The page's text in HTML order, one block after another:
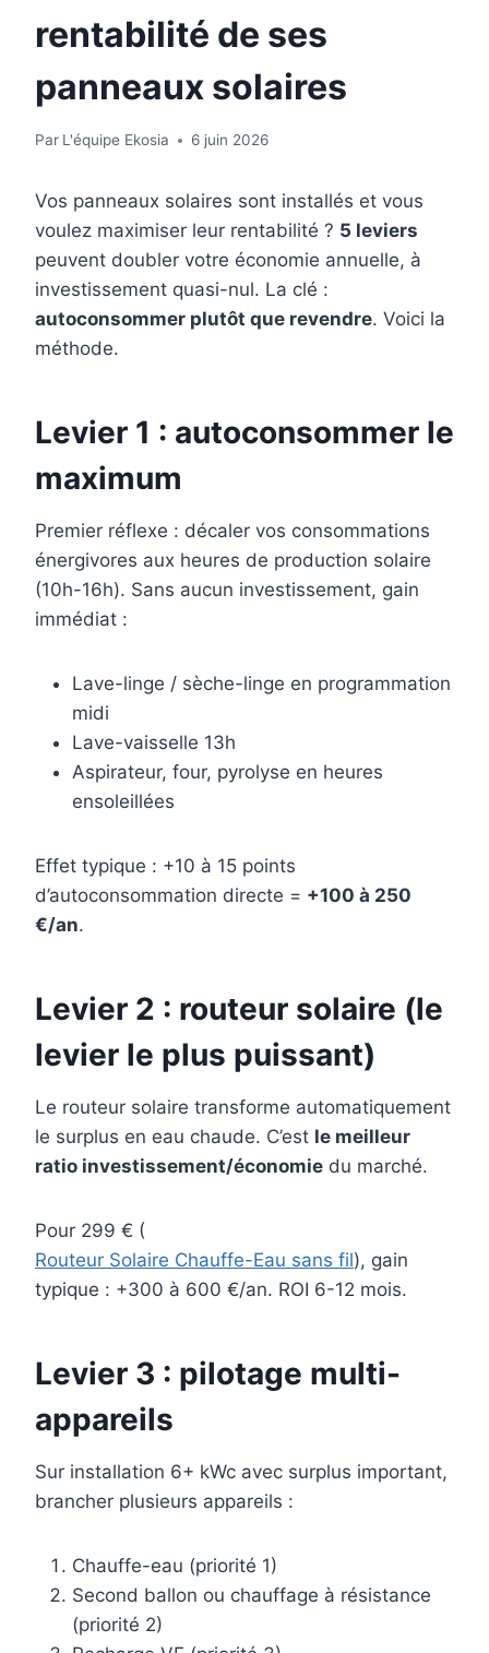
rentabilité de ses
panneaux solaires
Par L'équipe Ekosia 6 juin 2026
Vos panneaux solaires sont installés et vous
voulez maximiser leur rentabilité ? 5 leviers
peuvent doubler votre économie annuelle, à
investissement quasi-nul. La clé :
autoconsommer plutôt que revendre. Voici la
méthode.
Levier 1 : autoconsommer le
maximum
Premier réflexe : décaler vos consommations
énergivores aux heures de production solaire
(10h-16h). Sans aucun investissement, gain
immédiat :
Lave-linge / sèche-linge en programmation
midi
Lave-vaisselle 13h
Aspirateur, four, pyrolyse en heures
ensoleillées
Effet typique : +10 à 15 points
d’autoconsommation directe = +100 à 250
€/an.
Levier 2 : routeur solaire (le
levier le plus puissant)
Le routeur solaire transforme automatiquement
le surplus en eau chaude. C’est le meilleur
ratio investissement/économie du marché.
Pour 299 € (
Routeur Solaire Chauffe-Eau sans fil), gain
typique : +300 à 600 €/an. ROI 6-12 mois.
Levier 3 : pilotage multi-
appareils
Sur installation 6+ kWc avec surplus important,
brancher plusieurs appareils :
Chauffe-eau (priorité 1)
Second ballon ou chauffage à résistance
(priorité 2)